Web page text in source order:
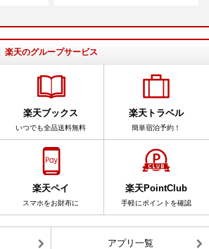
楽天のグループサービス
楽天ブックス
いつでも全品送料無料
楽天トラベル
簡単宿泊予約！
楽天ペイ
スマホをお財布に
楽天PointClub
手軽にポイントを確認
アプリ一覧